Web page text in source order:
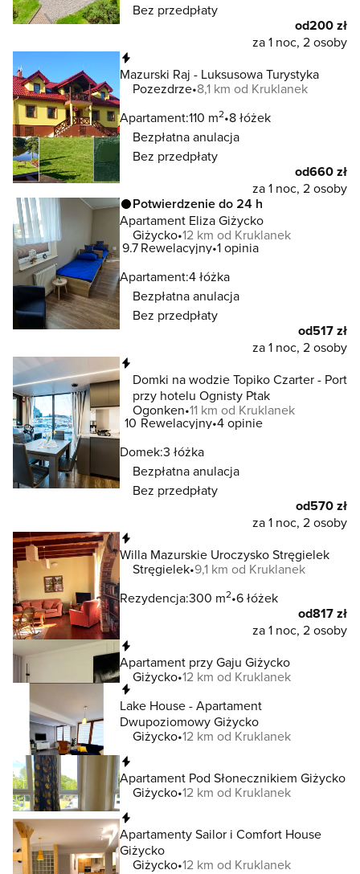
Bez przedpłaty
od200 zł
za 1 noc, 2 osoby
Mazurski Raj - Luksusowa Turystyka
Pozezdrze 8,1 km od Kruklanek
Apartament:110 m2 8 łóżek
Bezpłatna anulacja
Bez przedpłaty
od660 zł
za 1 noc, 2 osoby
Potwierdzenie do 24 h
Apartament Eliza Giżycko
Giżycko 12 km od Kruklanek
9.7Rewelacyjny 1 opinia
Apartament:4 łóżka
Bezpłatna anulacja
Bez przedpłaty
od517 zł
za 1 noc, 2 osoby
Domki na wodzie Topiko Czarter - Port
przy hotelu Ognisty Ptak
Ogonken 11 km od Kruklanek
10 Rewelacyjny 4 opinie
Domek:3 łóżka
Bezpłatna anulacja
Bez przedpłaty
od570 zł
za 1 noc, 2 osoby
Willa Mazurskie Uroczysko Stręgielek
Stręgielek 9,1 km od Kruklanek
Rezydencja:300 m2 6 łóżek
od817 zł
za 1 noc, 2 osoby
Apartament przy Gaju Giżycko
Giżycko 12 km od Kruklanek
Natychmiastowa rezerwacja
Lake House - Apartament
Dwupoziomowy Giżycko
Giżycko 12 km od Kruklanek
Apartament Pod Słonecznikiem Giżycko
Giżycko 12 km od Kruklanek
Apartamenty Sailor i Comfort House
Giżycko
Giżycko 12 km od Kruklanek